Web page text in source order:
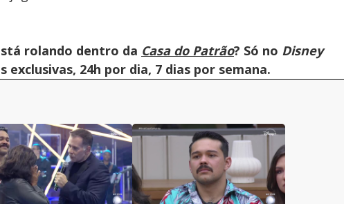
rolando dentro da Casa do Patrão? Só no Disney
exclusivas, 24h por dia, 7 dias por semana.